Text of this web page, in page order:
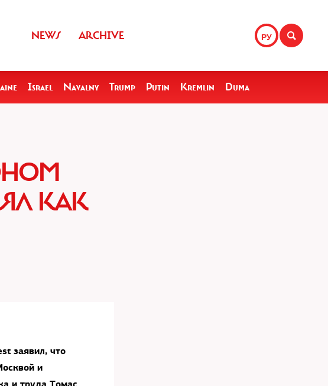
РУ
NEWS ARCHIVE
Israel Navalny Trump Putin Kremlin Duma
КАК
заявил, что
и